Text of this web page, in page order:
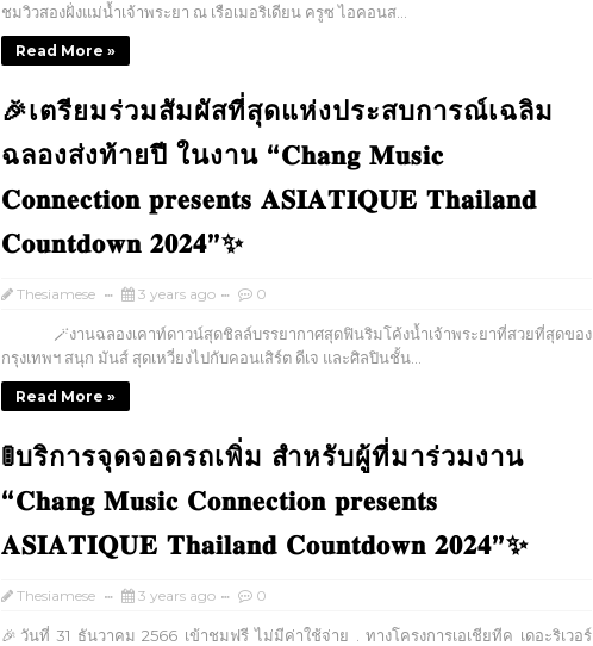
ชมวิวสองฝั่งแม่น้ำเจ้าพระยา ณ เรือเมอริเดียน ครูซ ไอคอนส...
Read More »
🎉เตรียมร่วมสัมผัสที่สุดแห่งประสบการณ์เฉลิม
ฉลองส่งท้ายปี ในงาน “𝐂𝐡𝐚𝐧𝐠 𝐌𝐮𝐬𝐢𝐜
𝐂𝐨𝐧𝐧𝐞𝐜𝐭𝐢𝐨𝐧 𝐩𝐫𝐞𝐬𝐞𝐧𝐭𝐬 𝐀𝐒𝐈𝐀𝐓𝐈𝐐𝐔𝐄 𝐓𝐡𝐚𝐢𝐥𝐚𝐧𝐝
𝐂𝐨𝐮𝐧𝐭𝐝𝐨𝐰𝐧 𝟐𝟎𝟐𝟒”✨
Thesiamese 3 years ago 0
🪄งานฉลองเคาท์ดาวน์สุดชิลล์บรรยากาศสุดฟินริมโค้งน้ำเจ้าพระยาที่สวยที่สุดของ
กรุงเทพฯ สนุก มันส์ สุดเหวี่ยงไปกับคอนเสิร์ต ดีเจ และศิลปินชั้น...
Read More »
🚦บริการจุดจอดรถเพิ่ม สำหรับผู้ที่มาร่วมงาน
“𝐂𝐡𝐚𝐧𝐠 𝐌𝐮𝐬𝐢𝐜 𝐂𝐨𝐧𝐧𝐞𝐜𝐭𝐢𝐨𝐧 𝐩𝐫𝐞𝐬𝐞𝐧𝐭𝐬
𝐀𝐒𝐈𝐀𝐓𝐈𝐐𝐔𝐄 𝐓𝐡𝐚𝐢𝐥𝐚𝐧𝐝 𝐂𝐨𝐮𝐧𝐭𝐝𝐨𝐰𝐧 𝟐𝟎𝟐𝟒”✨
Thesiamese 3 years ago 0
🎉วันที่ 31 ธันวาคม 2566 เข้าชมฟรี ไม่มีค่าใช้จ่าย . ทางโครงการเอเชียทีค เดอะริเวอร์